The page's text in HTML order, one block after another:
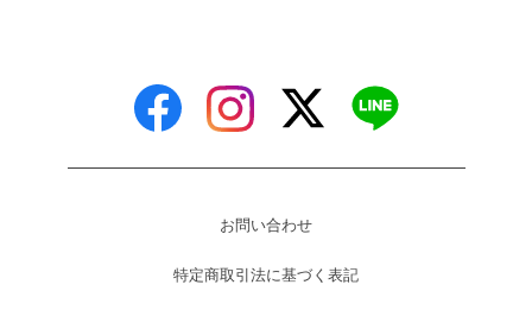
お問い合わせ
特定商取引法に基づく表記